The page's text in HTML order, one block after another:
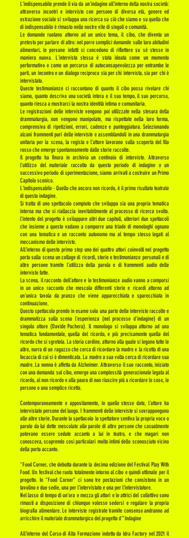
L’indispensabile prende il via da un'indagine all’interno della nostra società:
attraverso incontri e interviste con persone di diversa età, genere ed
estrazione sociale si sviluppa una ricerca su ciò che siamo e su quello che
di indispensabile è rimasto nelle nostre vite di singoli e comunità.
Le domande ruotano attorno ad un unico tema, il cibo, che diventa un
pretesto per parlare di altro: nel porre semplici domande sulle loro abitudini
alimentari, le persone infatti si concedono di riflettere su sé stesse in
maniera nuova. L'intervista stessa è stata ideata come un momento
performativo e come un percorso di autoconsapevolezza per entrambe le
parti, un incontro e un dialogo reciproco sia per chi intervista, sia per chi è
intervistato.
Queste testimonianze ci raccontano di quanto il cibo possa rivelare chi
siamo, quanto descriva una società intera e il suo tempo, il suo percorso,
quanto riesca a mostrarci la nostra identità intima e comunitaria.
Le registrazioni delle interviste vengono poi utilizzate nella stesura della
drammaturgia, non vengono manipolate, ma rispettate nella loro forma,
comprensiva di ripetizioni, errori, cadenze e punteggiatura. Selezionando
alcuni frammenti puri delle interviste e assemblandoli in una drammaturgia
unitaria per la scena, la regista e l’attore lavorano sulla scoperta del filo
rosso che emerge spontaneamente dalle storie raccolte.
Il progetto ha finora in archivio un centinaio di interviste. Attraverso
l'utilizzo del materiale raccolto da questo periodo di indagine e un
successivo periodo di sperimentazione, siamo arrivati a costruire un Primo
Capitolo scenico.
L'indispensabile - Quello che ancora non ricordo, è il primo risultato teatrale
di questa indagine.
Si tratta di uno spettacolo compiuto che sviluppa sia una propria tematica
interna ma che si riallaccia inevitabilmente al processo di ricerca svolto.
l'intento del progetto è sviluppare altri due capitoli, ulteriori due spettacoli
che insieme a questo vadano a comporre una triade di monologhi ognuno
con una tematica e un racconto autonomo ma al tempo stesso legati al
meccanismo delle interviste.
All'interno di questo primo step uno dei quattro attori coinvolti nel progetto
porta sulla scena un collage di ricordi, storie e testimonianze personali e di
altre persone tramite l'utilizzo della parola e di frammenti audio delle
interviste fatte.
La scena, il racconto dell'attore e le testimonianze audio vanno a comporsi
in un unico racconto che mescola differenti storie e ricordi attorno ad
un'unica tavola da pranzo che viene apparecchiata e sparecchiata in
continuazione.
Questo spettacolo prende in esame solo una parte delle interviste raccolte e
drammatizza sulla scena l'esperienza (nel processo d'indagine) di un
singolo attore (Davide Pachera). Il monologo si sviluppa attorno ad una
tematica fondamentale, quella del ricordo, e più precisamente quella del
ricordo che si sgretola. La storia cardine, attorno alla quale si legano tutte le
altre, narra di un ragazzo che cerca di ricordare la madre e la ricetta di una
focaccia di cui si è dimenticata. La madre a sua volta cerca di ricordare sua
madre. La nonna è affetta da Alzheimer. Attraverso il suo racconto, iniziato
con una domanda sul cibo, emerge una complessità generazionale legata al
ricordo, al non ricordo e alla paura di non riuscire più a ricordare le cose, le
persone o una semplice ricetta.
Contemporaneamente e appositamente, in quelle stesse date, l'attore ha
intervistato persone del luogo. I frammenti delle interviste si sovrappongono
alle altre storie. Durante lo spettacolo lo spettatore sentiva la propria voce o
parole da lui dette mescolate alle parole di altre persone che casualmente
potevano essere sedute accanto a lui in teatro, e che magari non
conosceva, scoprendo così particolari molto intimi dello sconosciuto vicino
della porta accanto.
*Food Corner, che debutta durante la decima edizione del Festival Play With
Food. Un festival che ruota totalmente intorno al cibo e quindi ottimale per il
progetto. In “Food Corner” ci sono tre postazioni che consistono in un
tavolino e due sedie, una per l’intervistato e una per l’intervistatore.
Nel lasso di tempo di un’ora e mezza gli attori e le attrici del collettivo sono
rimasti a disposizione di chiunque volesse sedersi e regalare la propria
biografia alimentare. Le interviste registrate tramite consenso andranno ad
arricchire il materiale drammaturgico del progetto d'*Indagine
All'interno del Corso di Alta Formazione indetto da Idra Factory nel 2021 il